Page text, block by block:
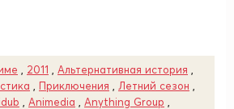
2011 Альтернативная история
Приключения Летний сезон
Animedia Anything Group